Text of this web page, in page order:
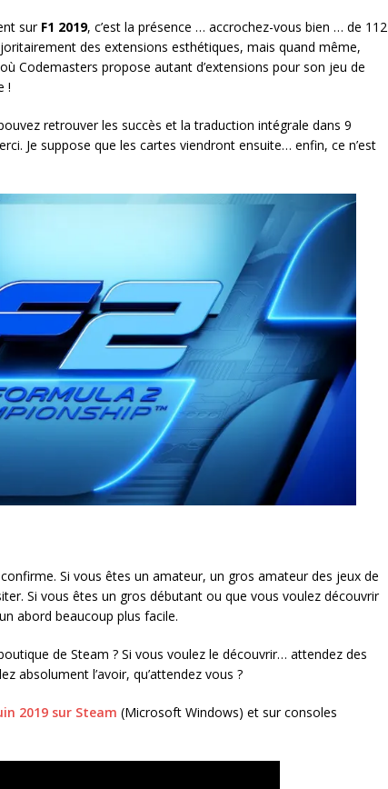
sur F1 2019, c’est la présence … accrochez-vous bien … de 112
des extensions esthétiques, mais quand même,
où Codemasters propose autant d’extensions pour son jeu de
!
retrouver les succès et la traduction intégrale dans 9
Je suppose que les cartes viendront ensuite… enfin, ce n’est
Si vous êtes un amateur, un gros amateur des jeux de
Si vous êtes un gros débutant ou que vous voulez découvrir
abord beaucoup plus facile.
de Steam ? Si vous voulez le découvrir… attendez des
absolument l’avoir, qu’attendez vous ?
2019 sur Steam (Microsoft Windows) et sur consoles